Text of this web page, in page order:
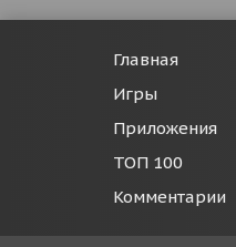
Главная
Игры
Приложения
ТОП 100
Комментарии